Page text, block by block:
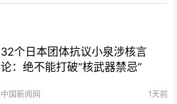
32个日本团体抗议小泉涉核言
论：绝不能打破“核武器禁忌”
中国新闻网 1天前